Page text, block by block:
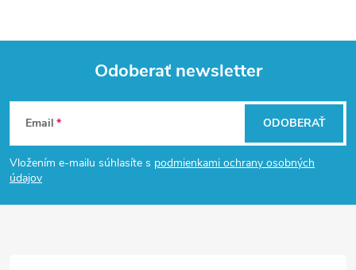
Z
á
p
Odoberať newsletter
Email
Vložením e-mailu súhlasíte s podmienkami ochrany osobných
údajov
ODOBERAŤ